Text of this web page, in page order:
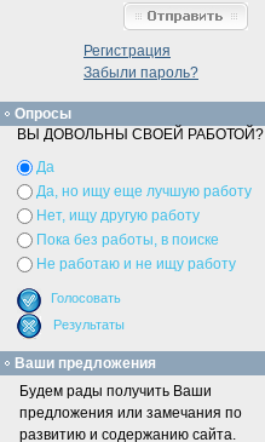
Регистрация
Забыли пароль?
Опросы
ВЫ ДОВОЛЬНЫ СВОЕЙ РАБОТОЙ?
Да
Да, но ищу еще лучшую работу
Нет, ищу другую работу
Пока без работы, в поиске
Не работаю и не ищу работу
Ваши предложения
Будем рады получить Ваши
предложения или замечания по
развитию и содержанию сайта.